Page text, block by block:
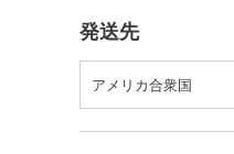
発送先
アメリカ合衆国